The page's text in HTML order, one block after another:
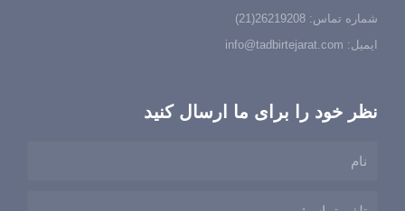
شماره تماس: 26219208(21)
ایمیل: info@tadbirtejarat.com
نظر خود را برای ما ارسال کنید